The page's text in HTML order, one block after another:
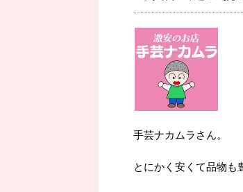
手芸ナカムラさん。
とにかく安くて品物も